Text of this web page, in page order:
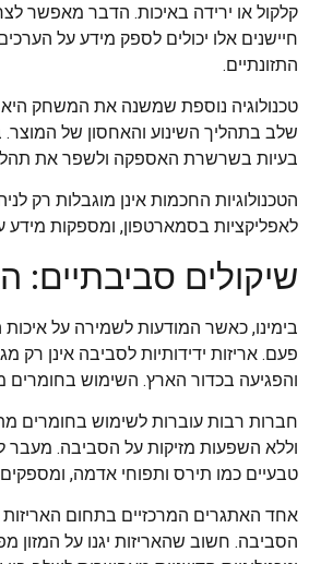
קלקול או ירידה באיכות. הדבר מאפשר
חיישנים אלו יכולים לספק מידע על
התזונתיים.
בעיות בשרשרת האספקה ולשפר את
הטכנולוגיות החכמות אינן מוגבלות רק
לאפליקציות בסמארטפון, ומספקות מידע
שיקולים סביבתיים:
בימינו, כאשר המודעות לשמירה על איכות
פעם. אריזות ידידותיות לסביבה אינן
והפגיעה בכדור הארץ. השימוש בחומרים
חברות רבות עוברות לשימוש בחומרים
וללא השפעות מזיקות על הסביבה. מעבר
טבעיים כמו תירס ותפוחי אדמה,
אחד האתגרים המרכזיים בתחום האריזות
הסביבה. חשוב שהאריזות יגנו על המזון